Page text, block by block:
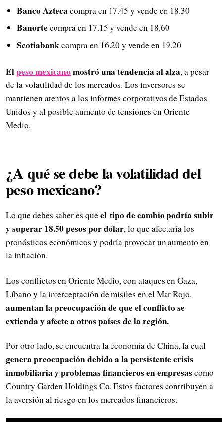
Banco Azteca compra en 17.45 y vende en 18.30
Banortecompra en 17.15 y vende en 18.60
Scotiabankcompra en 16.20 y vende en 19.20
Elpeso mexicanomostró una tendencia al alza, a pesar
de la volatilidad de los mercados. Los inversores se
mantienen atentos a los informes corporativos de Estados
Unidos y al posible aumento de tensiones en Oriente
Medio.
¿A qué se debe la volatilidad del
peso mexicano?
Lo que debes saber es queel tipo de cambio podría subir
y superar 18.50 pesos por dólar, lo que afectaría los
pronósticos económicos y podría provocar un aumento en
la inflación.
Los conflictos en Oriente Medio, con ataques en Gaza,
Líbano y la interceptación de misiles en el Mar Rojo,
aumentan la preocupación de que el conflicto se
extienda y afecte a otros países de la región.
Por otro lado, se encuentra la economía de China, la cual
genera preocupación debido a la persistente crisis
inmobiliaria y problemas financieros en empresascomo
Country Garden Holdings Co. Estos factores contribuyen a
la aversión al riesgo en los mercados financieros.